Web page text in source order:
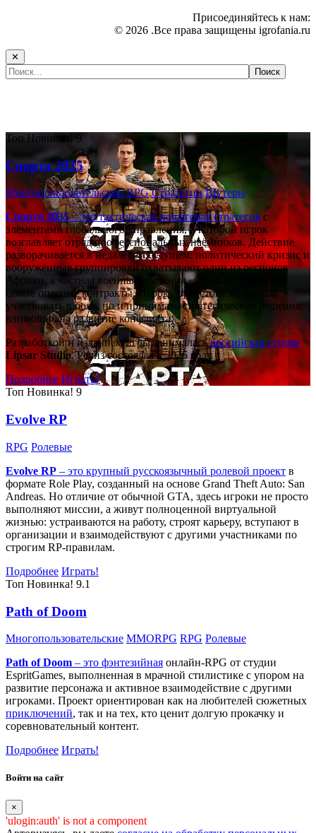
Присоединяйтесь к нам:
© 2026 .Все права защищены igrofania.ru
✕
Топ Новинка! 9
Спарта 2035
Многопользовательские RPG Стратегии Шутеры
Спарта 2035– это тактическаяпошаговая стратегияс
элементами глобального управления, в которой игрок
возглавляет отряд профессиональных наёмников. Действие
разворачивается в недалёком будущем: политический кризис и
вооружённые группировки охватывают один из регионов
Африки, а частная военная компания «Спарта» берётся за
самые опасные контракты. Игроку предстоит не только
участвовать в боях, но и принимать стратегические решения,
влияющие на развитие конфликта.
Разработкой и изданием игры занималасьроссийская студия
Lipsar Studio. Релиз состоялся в 2025 году.
Подробнее Играть!
Топ Новинка! 9
Evolve RP
RPG Ролевые
Evolve RP – это крупный русскоязычный ролевой проект в
формате Role Play, созданный на основе Grand Theft Auto: San
Andreas. Но отличие от обычной GTA, здесь игроки не просто
выполняют миссии, а живут полноценной виртуальной
жизнью: устраиваются на работу, строят карьеру, вступают в
организации и взаимодействуют с другими участниками по
строгим RP-правилам.
Подробнее Играть!
Топ Новинка! 9.1
Path of Doom
Многопользовательские MMORPG RPG Ролевые
Path of Doom – это фэнтезийная онлайн-RPG от студии
EspritGames, выполненная в мрачной стилистике с упором на
развитие персонажа и активное взаимодействие с другими
игроками. Проект ориентирован как на любителей сюжетных
приключений, так и на тех, кто ценит долгую прокачку и
соревновательный контент.
Подробнее Играть!
Войти на сайт
×
'ulogin:auth' is not a component